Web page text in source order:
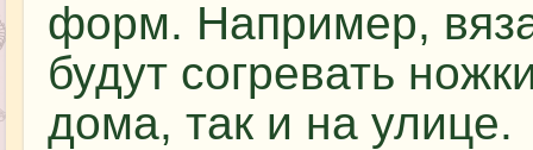
форм. Например,
будут согревать
дома, так и на улице.